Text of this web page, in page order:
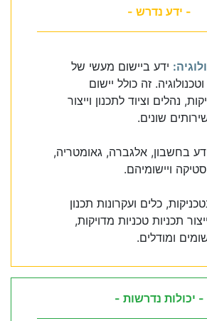
- ידע נדרש -
ידע ביישום מעשי של
זה כולל יישום
נהלים וציוד לתכנון וייצור
שונים.
בחשבון, אלגברה, גאומטריה,
ויישומיהם.
כלים ועקרונות תכנון
תכניות טכניות מדויקות,
ומודלים.
- יכולות נדרשות -